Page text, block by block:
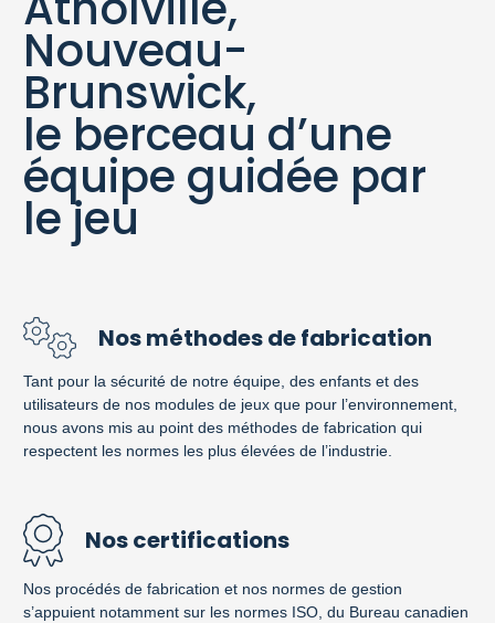
Nouveau-
Brunswick,
le berceau d’une
équipe guidée par
le jeu
Nos méthodes de fabrication
Tant pour la sécurité de notre équipe, des enfants et des
utilisateurs de nos modules de jeux que pour l’environnement,
nous avons mis au point des méthodes de fabrication qui
respectent les normes les plus élevées de l’industrie.
Nos certifications
Nos procédés de fabrication et nos normes de gestion
s’appuient notamment sur les normes ISO, du Bureau canadien